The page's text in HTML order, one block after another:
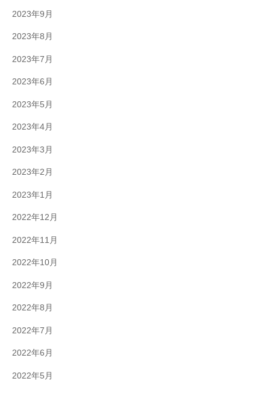
2023年9月
2023年8月
2023年7月
2023年6月
2023年5月
2023年4月
2023年3月
2023年2月
2023年1月
2022年12月
2022年11月
2022年10月
2022年9月
2022年8月
2022年7月
2022年6月
2022年5月